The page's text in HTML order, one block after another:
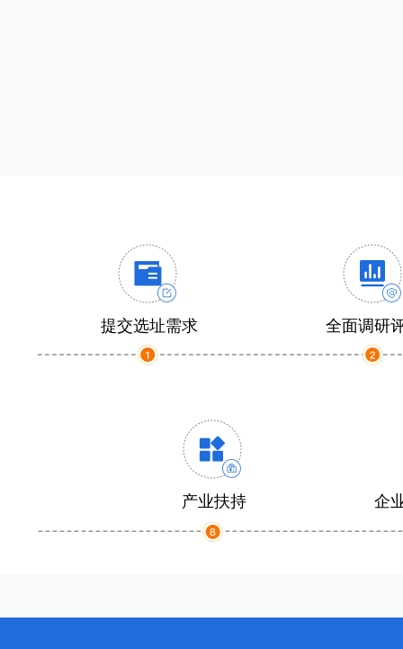
提交选址需求 全面调研
产业扶持 企